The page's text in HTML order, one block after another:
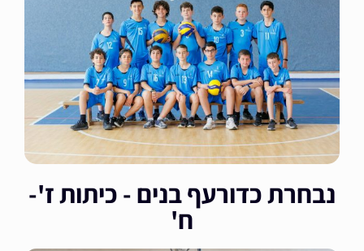
נבחרת כדורעף בנים - כיתות ז'-
ח'